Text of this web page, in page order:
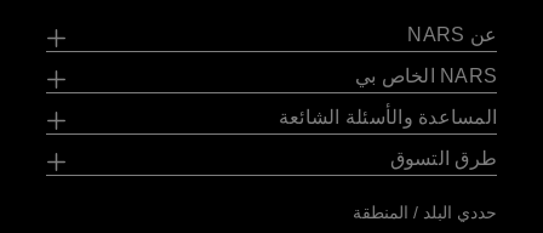
عن NARS
NARS الخاص بي
المساعدة والأسئلة الشائعة
طرق التسوق
حددي البلد / المنطقة